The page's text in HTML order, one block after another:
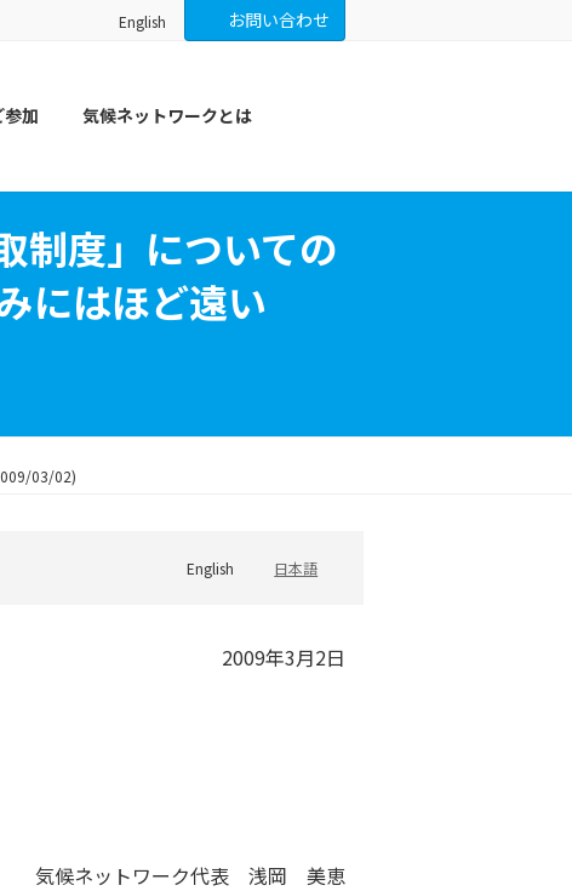
English お問い合わせ
参加 気候ネットワークとは
制度」についての
にはほど遠い
03/02)
English 日本語
2009年3月2日
気候ネットワーク代表 浅岡 美恵